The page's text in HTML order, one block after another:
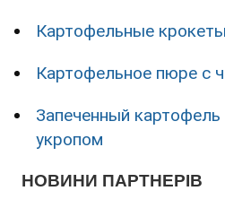
Картофельные
Картофельное пюре с
Запеченный
укропом